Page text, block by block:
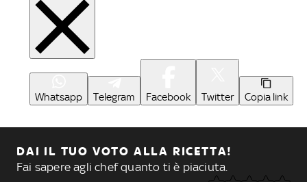
Whatsapp Telegram Facebook Twitter Copia link
DAI IL TUO VOTO ALLA RICETTA!
Fai sapere agli chef quanto ti è piaciuta.